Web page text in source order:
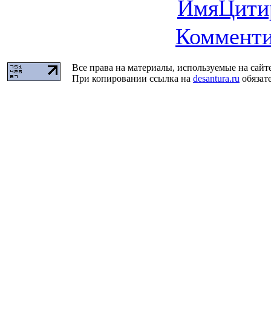
Имя
Все права на материалы, используемые на
При копировании ссылка на desantura.ru